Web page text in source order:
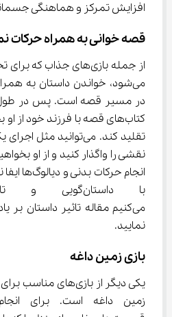
افزایش تمرکز و هماهنگی جسمانی
قصه خوانی به همراه حرکات
از جمله بازی‌های جذاب که
تقلید کند. می‌توانید
نقشی را واگذار کنید و از او
انجام حرکات
با
می‌کنیم مقاله تاثیر داستان بر
نمایید.
بازی زمین داغه
یکی دیگر از بازی‌های